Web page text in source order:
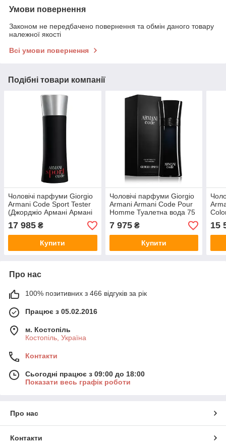
Умови повернення
Законом не передбачено повернення та обмін даного товару
належної якості
Всі умови повернення
Подібні товари компанії
Чоловічі парфуми Giorgio
Armani Code Sport Tester
(Джорджіо Армані Армані
Коде Спорт) Туалетна
вода 75 ml/мл Тестер
17 985 ₴
Купити
Чоловічі парфуми Giorgio
Armani Armani Code Pour
Homme Туалетна вода 75
ml/мл
7 975₴
Купити
ml/
15
Про нас
100% позитивних з 466 відгуків за рік
Працює з 05.02.2016
м. Костопіль
Костопіль, Україна
Контакти
Сьогодні працює з 09:00 до 18:00
Показати весь графік роботи
Про нас
Контакти